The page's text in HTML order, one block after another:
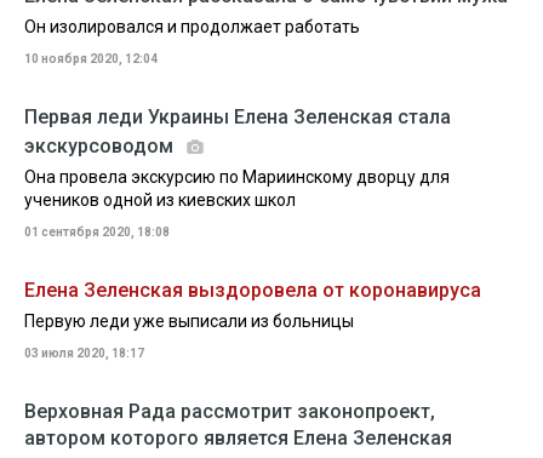
Он изолировался и продолжает работать
10 ноября 2020, 12:04
Первая леди Украины Елена Зеленская стала
экскурсоводом
Она провела экскурсию по Мариинскому дворцу для
учеников одной из киевских школ
01 сентября 2020, 18:08
Елена Зеленская выздоровела от коронавируса
Первую леди уже выписали из больницы
03 июля 2020, 18:17
Верховная Рада рассмотрит законопроект,
автором которого является Елена Зеленская